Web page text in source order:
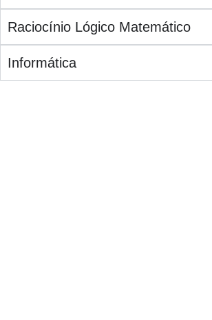
Raciocínio Lógico Matemático
Informática